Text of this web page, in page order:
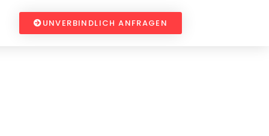
UNVERBINDLICH ANFRAGEN